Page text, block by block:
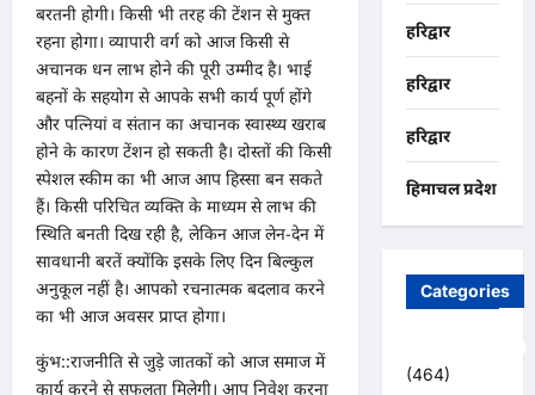
बरतनी होगी। किसी भी तरह की टेंशन से मुक्त
रहना होगा। व्यापारी वर्ग को आज किसी से
अचानक धन लाभ होने की पूरी उम्मीद है। भाई
बहनों के सहयोग से आपके सभी कार्य पूर्ण होंगे
और पत्नियां व संतान का अचानक स्वास्थ्य खराब
होने के कारण टेंशन हो सकती है। दोस्तों की किसी
स्पेशल स्कीम का भी आज आप हिस्सा बन सकते
हैं। किसी परिचित व्यक्ति के माध्यम से लाभ की
स्थिति बनती दिख रही है, लेकिन आज लेन-देन में
सावधानी बरतें क्योंकि इसके लिए दिन बिल्कुल
अनुकूल नहीं है। आपको रचनात्मक बदलाव करने
का भी आज अवसर प्राप्त होगा।
कुंभ::राजनीति से जुड़े जातकों को आज समाज में
कार्य करने से सफलता मिलेगी। आप निवेश करना
हरिद्वार
हरिद्वार
हरिद्वार
हिमाचल प्रदेश
Categories
(464)